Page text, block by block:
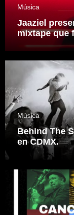
Música
Jaaziel
mixtape que
electrónica
inspirado en
Música
Behind The
en CDMX.